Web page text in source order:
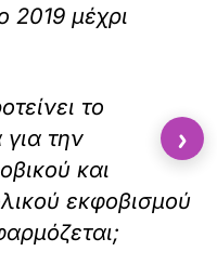
2019 μέχρι
το
την
και
εκφοβισμού
›